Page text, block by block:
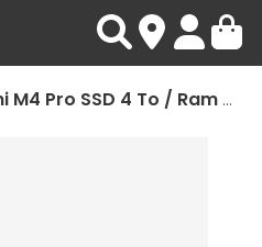
Apple Mac mini M4 Pro SSD 4 To / Ram 64 Go (MCX44FN/A-64GB-4TB-CPU14/GPU20-LAN10)